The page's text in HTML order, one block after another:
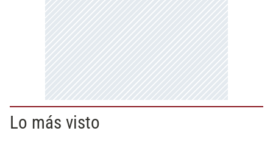
Lo más visto